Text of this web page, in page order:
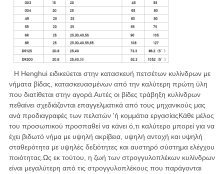
Η Henghui ειδικεύεται στην κατασκευή πετσέτων κυλίνδρων με
νήματα βίδας, κατασκευασμένων από την καλύτερη πρώτη ύλη
που διατίθεται στην αγορά.Αυτές οι βίδες τράβηξη κυλίνδρων
πεθαίνει σχεδιάζονται επαγγελματικά από τους μηχανικούς μας
ανά προδιαγραφές των πελατών 'ή κομμάτια εργασίαςΚάθε μέλος
του προσωπικού προσπαθεί να κάνει ό,τι καλύτερο μπορεί για να
έχει βιδωτό νήμα με υψηλή ακρίβεια, υψηλή αντοχή και υψηλή
σταθερότητα με υψηλές δεξιότητες και αυστηρό σύστημα ελέγχου
ποιότητας.Ως εκ τούτου, η ζωή των στρογγυλοπλέκων κυλίνδρων
είναι μεγαλύτερη από τις στρογγυλοπλέκους που παράγονται